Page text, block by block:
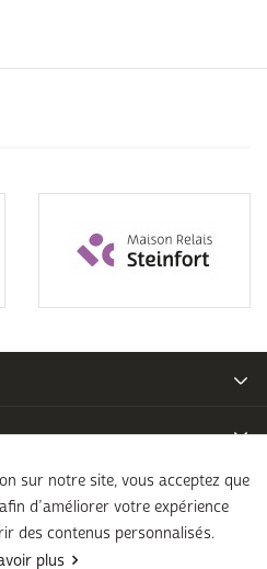
sur notre site, vous acceptez que
d’améliorer votre expérience
des contenus personnalisés.
plus